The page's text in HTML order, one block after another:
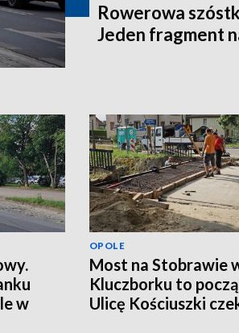
Rowerowa
Jeden fragment
w
OPOLE
Most na Stobrawie
Kluczborku to
Ulicę Kościuszki